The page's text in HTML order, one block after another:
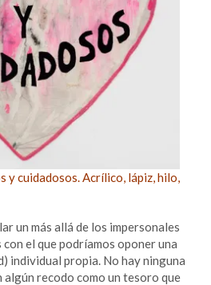
y cuidadosos. Acrílico, lápiz, hilo,
un más allá de los impersonales
el que podríamos oponer una
individual propia. No hay ninguna
recodo como un tesoro que